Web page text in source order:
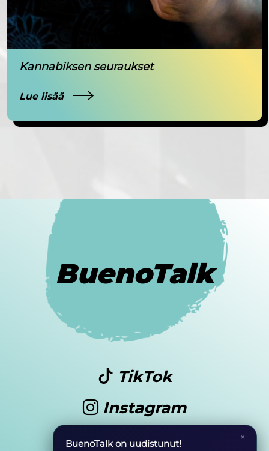
Kannabiksen seuraukset
Lue lisää
BuenoTalk
TikTok
Instagram
Youtube
×
BuenoTalk on uudistunut!